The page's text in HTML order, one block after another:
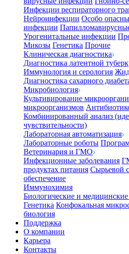
Инфекции респираторного
Нейроинфекции Особо
инфекции
Урогенитальные инфекции
Микозы Генетика Прочие
Клиническая диагностика
Диагностика латентной
Иммунология и серология
Диагностика сахарного
Микробиология
Культивирование
микроорганизмов
Комбинированный анализ
чувствительности)
Лабораторная автоматизация
Лабораторные роботы
Ветеринария и ГМО
Инфекционные заболевания
продуктах питания Сырьевой
обеспечение
Иммунохимия
Биологические и медицинские
Генетика Конфокальная
биология
Поддержка
О компании
Карьера
Контакты